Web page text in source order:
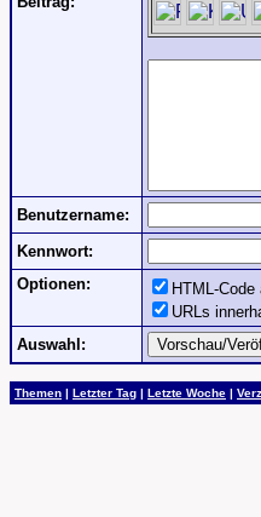
Benutzername:
Kennwort:
Optionen:
HTML-Code
URLs
Auswahl:
Themen | Letzter Tag | Letzte Woche |